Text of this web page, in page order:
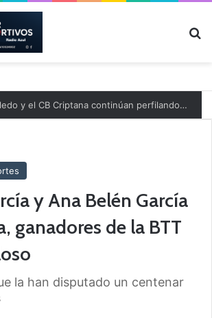
El CB Villarrobledo y el CB Criptana continúan perfilando sus plantillas
y Ana Belén García
ganadores de la BTT
la han disputado un centenar